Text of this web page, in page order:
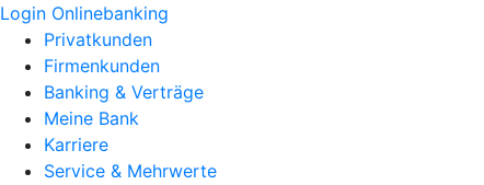
Login Onlinebanking
Privatkunden
Firmenkunden
Banking & Verträge
Meine Bank
Karriere
Service & Mehrwerte